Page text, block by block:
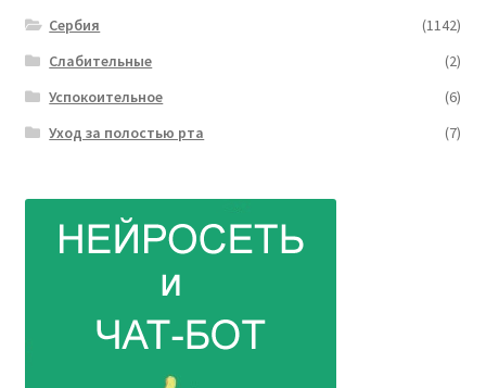
Сербия
(1142)
Слабительные
(2)
Успокоительное
(6)
Уход за полостью рта
(7)